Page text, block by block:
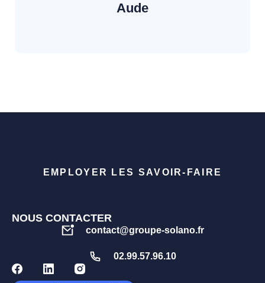
Aude
EMPLOYER LES SAVOIR-FAIRE
NOUS CONTACTER
contact@groupe-solano.fr
02.99.57.96.10